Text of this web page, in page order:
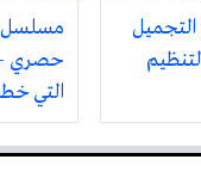
التجميل
مسلسل
حصري –
التي